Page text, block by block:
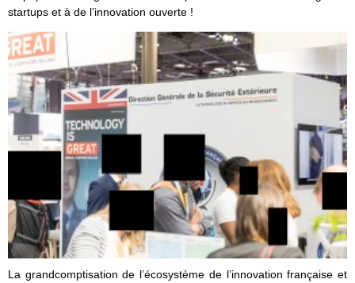
startups et à de l’innovation ouverte !
La grandcomptisation de l’écosystème de l’innovation française et